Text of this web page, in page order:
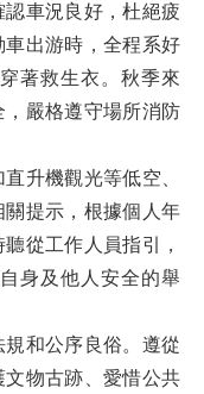
認車況良好，杜絕疲
出游時，全程系好
著救生衣。秋季來
嚴格遵守場所消防
直升機觀光等低空、
提示，根據個人年
從工作人員指引，
身及他人安全的舉
和公序良俗。 遵從
文物古跡、愛惜公共